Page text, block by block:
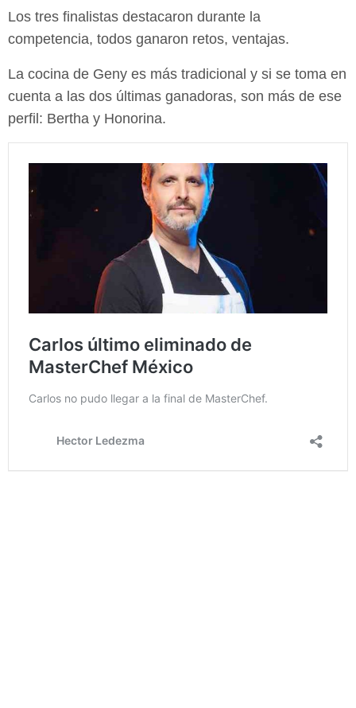
Los tres finalistas destacaron durante la
competencia, todos ganaron retos, ventajas.
La cocina de Geny es más tradicional y si se toma en
cuenta a las dos últimas ganadoras, son más de ese
perfil: Bertha y Honorina.